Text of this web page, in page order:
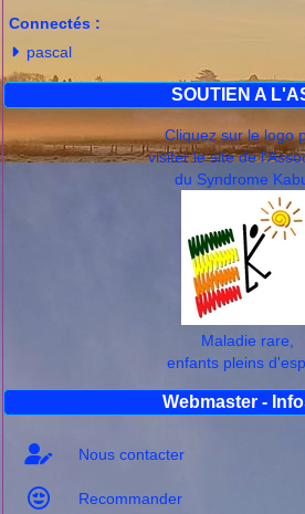
Connectés :
pascal
SOUTIEN A
Cliquez sur le logo
visiter le site de
du Syndrome
Maladie rare,
enfants pleins
Webmaster -
Nous contacter
Recommander